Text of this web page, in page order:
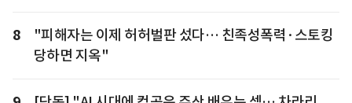
8
"피해자는 이제 허허벌판 섰다… 친족성폭력·스토킹
당하면 지옥"